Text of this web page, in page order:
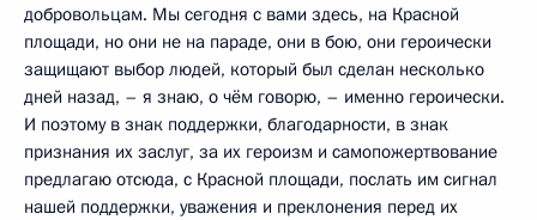
добровольцам. Мы сегодня с вами здесь, на Красной
площади, но они не на параде, они в бою, они героически
защищают выбор людей, который был сделан несколько
дней назад, – я знаю, о чём говорю, – именно героически.
И поэтому в знак поддержки, благодарности, в знак
признания их заслуг, за их героизм и самопожертвование
предлагаю отсюда, с Красной площади, послать им сигнал
нашей поддержки, уважения и преклонения перед их